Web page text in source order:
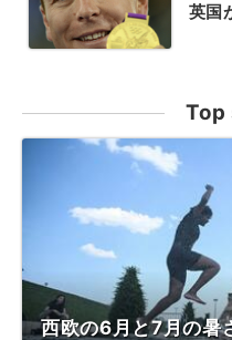
英国
西欧の6月と7月の暑